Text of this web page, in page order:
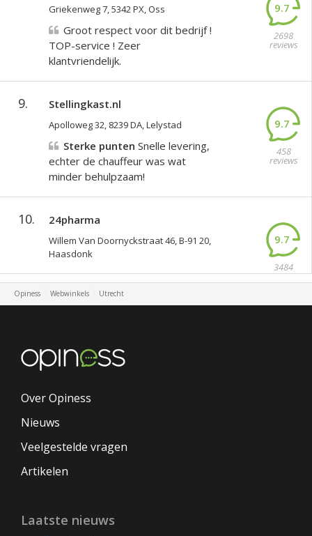
Griekenweg 7, 5342 PX, Oss 9.7
2698
reviews
Groot respect voor dit bedrijf !
TOP-service ! Zeer
klantvriendelijk.
9. Stellingkast.nl
Apolloweg 32, 8239 DA, Lelystad 9.7
458
reviews
Sterke punten Snelle levering,
echter de chauffeur was wat
minder behulpzaam!
10. 24pharma
Willem Van Doornyckstraat 46, B-91 20,
Haasdonk
9.7
3484
reviews
Opiness Webwinkels Utrecht
Over Opiness
Nieuws
Veelgestelde vragen
Artikelen
Laatste nieuws